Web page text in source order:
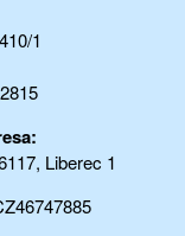
1
Liberec 1